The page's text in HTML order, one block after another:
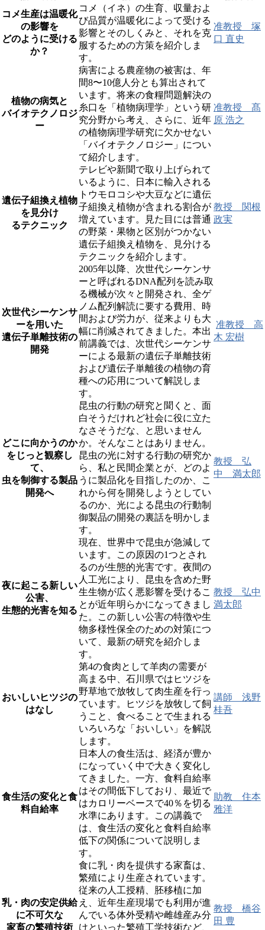
コメ生産は温暖化
の影響を
どのように受ける
か？
コメ（イネ）の生育、収量およ
び品質が温暖化によって受ける
影響とそのしくみと、それを克
服するための方策を紹介しま
す。
准教授 塚
口 直史
植物の病気と
バイオテクノロジ
ー
病害による農産物の被害は、年
間8〜10億人分とも算出されて
います。将来の食糧問題解決の
糸口を「植物病理学」という研
究分野から考え、さらに、近年
の植物病理学研究に欠かせない
「バイオテクノロジー」につい
て紹介します。
准教授 髙
原 浩之
遺伝子組換え植物
を見分け
るテクニック
テレビや新聞で取り上げられて
いるように、日本に輸入される
トウモロコシや大豆などに遺伝
子組換え植物が含まれる割合が
増えています。見た目には普通
の野菜・果物と区別がつかない
遺伝子組換え植物を、見分ける
テクニックを紹介します。
教授 関根
政実
次世代シーケンサ
ーを用いた
遺伝子単離技術の
開発
2005年以降、次世代シーケンサ
ーと呼ばれるDNA配列を読み取
る機械が次々と開発され、全ゲ
ノム配列解読に要する費用、時
間および労力が、従来よりも大
幅に削減されてきました。本出
前講義では、次世代シーケンサ
ーによる最新の遺伝子単離技術
および遺伝子単離後の植物の育
種への応用について解説しま
す。
准教授 高
木 宏樹
どこに向かうのか
をじっと観察し
て、
虫を制御する製品
開発へ
昆虫の行動の研究と聞くと、面
白そうだけれど社会に役に立た
なさそうだな、と思いません
か。そんなことはありません。
昆虫の光に対する行動の研究か
ら、私と民間企業とが、どのよ
うに製品化を目指したのか、こ
れから何を開発しようとしてい
るのか、光による昆虫の行動制
御製品の開発の裏話を明かしま
す。
教授 弘
中 満太郎
夜に起こる新しい
公害、
生態的光害を知る
現在、世界中で昆虫が急減して
います。この原因の1つとされ
るのが生態的光害です。夜間の
人工光により、昆虫を含めた野
生生物が広く悪影響を受けるこ
とが近年明らかになってきまし
た。この新しい公害の特徴や生
物多様性保全のための対策につ
いて、最新の研究を紹介しま
す。
教授 弘中
満太郎
おいしいヒツジの
はなし
第4の食肉として羊肉の需要が
高まる中、石川県ではヒツジを
野草地で放牧して肉生産を行っ
ています。ヒツジを放牧して飼
うこと、食べることで生まれる
いろいろな「おいしい」を解説
します。
講師 浅野
桂吾
食生活の変化と食
料自給率
日本人の食生活は、経済が豊か
になっていく中で大きく変化し
てきました。一方、食料自給率
はその間低下しており、最近で
はカロリーベースで40％を切る
水準にあります。この講義で
は、食生活の変化と食料自給率
低下の関係について説明しま
す。
助教 住本
雅洋
乳・肉の安定供給
に不可欠な
家畜の繁殖技術
食に乳・肉を提供する家畜は、
繁殖により生産されています。
従来の人工授精、胚移植に加
え、近年生産現場でも利用が進
んでいる体外受精や雌雄産み分
けといった繁殖工学技術など、
教授 橋谷
田 豊